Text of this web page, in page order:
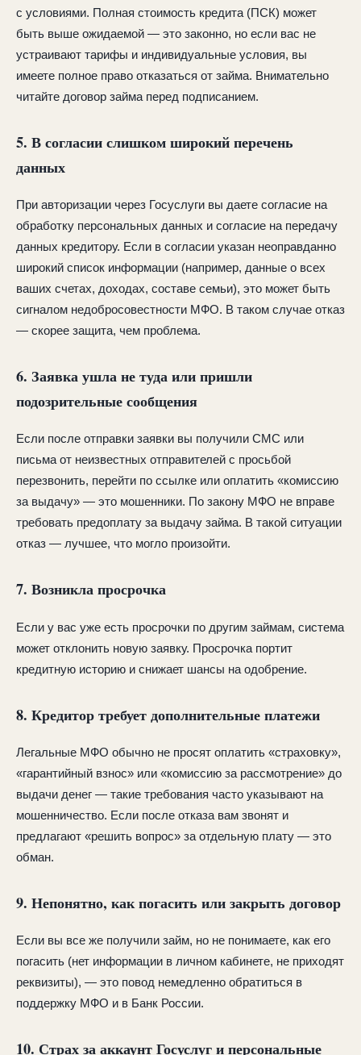
с условиями. Полная стоимость кредита (ПСК) может
быть выше ожидаемой — это законно, но если вас не
устраивают тарифы и индивидуальные условия, вы
имеете полное право отказаться от займа. Внимательно
читайте договор займа перед подписанием.
5. В согласии слишком широкий перечень
данных
При авторизации через Госуслуги вы даете согласие на
обработку персональных данных и согласие на передачу
данных кредитору. Если в согласии указан неоправданно
широкий список информации (например, данные о всех
ваших счетах, доходах, составе семьи), это может быть
сигналом недобросовестности МФО. В таком случае отказ
— скорее защита, чем проблема.
6. Заявка ушла не туда или пришли
подозрительные сообщения
Если после отправки заявки вы получили СМС или
письма от неизвестных отправителей с просьбой
перезвонить, перейти по ссылке или оплатить «комиссию
за выдачу» — это мошенники. По закону МФО не вправе
требовать предоплату за выдачу займа. В такой ситуации
отказ — лучшее, что могло произойти.
7. Возникла просрочка
Если у вас уже есть просрочки по другим займам, система
может отклонить новую заявку. Просрочка портит
кредитную историю и снижает шансы на одобрение.
8. Кредитор требует дополнительные платежи
Легальные МФО обычно не просят оплатить «страховку»,
«гарантийный взнос» или «комиссию за рассмотрение» до
выдачи денег — такие требования часто указывают на
мошенничество. Если после отказа вам звонят и
предлагают «решить вопрос» за отдельную плату — это
обман.
9. Непонятно, как погасить или закрыть договор
Если вы все же получили займ, но не понимаете, как его
погасить (нет информации в личном кабинете, не приходят
реквизиты), — это повод немедленно обратиться в
поддержку МФО и в Банк России.
10. Страх за аккаунт Госуслуг и персональные